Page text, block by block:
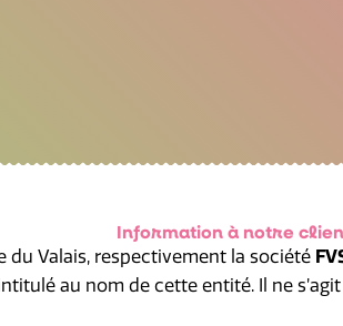
Information à notre
du Valais, respectivement la société
au nom de cette entité. Il ne